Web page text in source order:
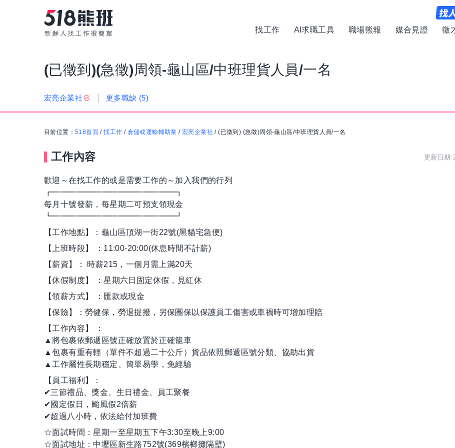
找工作 AI求職工具 職場熊報 媒合見證 徵
(已徵到)(急徵)周領-龜山區/中班理貨人員/一名
宏亮企業社 更多職缺 (5)
目前位置： 518首頁 /找工作 / 倉儲或運輸輔助業 /宏亮企業社 /(已徵到) (急徵)周領-龜山區/中班理貨人員/一名
工作內容 更新日期
歡迎～在找工作的或是需要工作的～加入我們的行列
┏━━━━━━━━━━━━━━━┓
每月十號發薪，每星期二可預支領現金
┗━━━━━━━━━━━━━━━┛
【工作地點】：龜山區頂湖一街22號(黑貓宅急便)
【上班時段】 ：11:00-20:00(休息時間不計薪)
【薪資】： 時薪215，一個月需上滿20天
【休假制度】 ：星期六日固定休假，見紅休
【領薪方式】 ：匯款或現金
【保險】：勞健保，勞退提撥，另保團保以保護員工傷害或車禍時可增加理賠
【工作內容】 ：
▲將包裹依郵遞區號正確放置於正確籠車
▲包裹有重有輕（單件不超過二十公斤）貨品依照郵遞區號分類、協助出貨
▲工作屬性長期穩定、簡單易學，免經驗
【員工福利】：
✔三節禮品、獎金、生日禮金、員工聚餐
✔國定假日，颱風假2倍薪
✔超過八小時，依法給付加班費
☆面試時間：星期一至星期五下午3:30至晚上9:00
☆面試地址：中壢區新生路752號(369檳榔攤隔壁)